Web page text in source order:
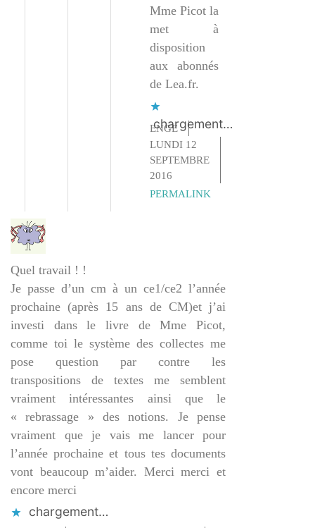
Mme Picot la
met à
disposition
aux abonnés
de Lea.fr.
chargement…
ENGE
LUNDI 12
SEPTEMBRE
2016
PERMALINK
Quel travail ! !
Je passe d’un cm à un ce1/ce2 l’année
prochaine (après 15 ans de CM)et j’ai
investi dans le livre de Mme Picot,
comme toi le système des collectes me
pose question par contre les
transpositions de textes me semblent
vraiment intéressantes ainsi que le
« rebrassage » des notions. Je pense
vraiment que je vais me lancer pour
l’année prochaine et tous tes documents
vont beaucoup m’aider. Merci merci et
encore merci
chargement…